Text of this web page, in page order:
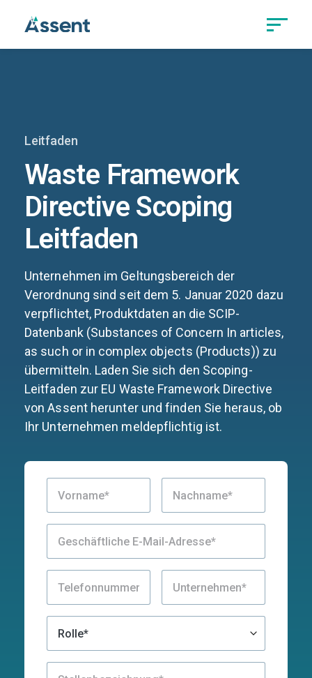
Leitfaden
Waste Framework
Directive Scoping
Leitfaden
Unternehmen im Geltungsbereich der
Verordnung sind seit dem 5. Januar 2020 dazu
verpflichtet, Produktdaten an die SCIP-
Datenbank (Substances of Concern In articles,
as such or in complex objects (Products)) zu
übermitteln. Laden Sie sich den Scoping-
Leitfaden zur EU Waste Framework Directive
von Assent herunter und finden Sie heraus, ob
Ihr Unternehmen meldepflichtig ist.